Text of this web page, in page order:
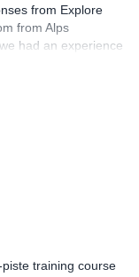
from Explore
from Alps
had an experience
both the platform
training course